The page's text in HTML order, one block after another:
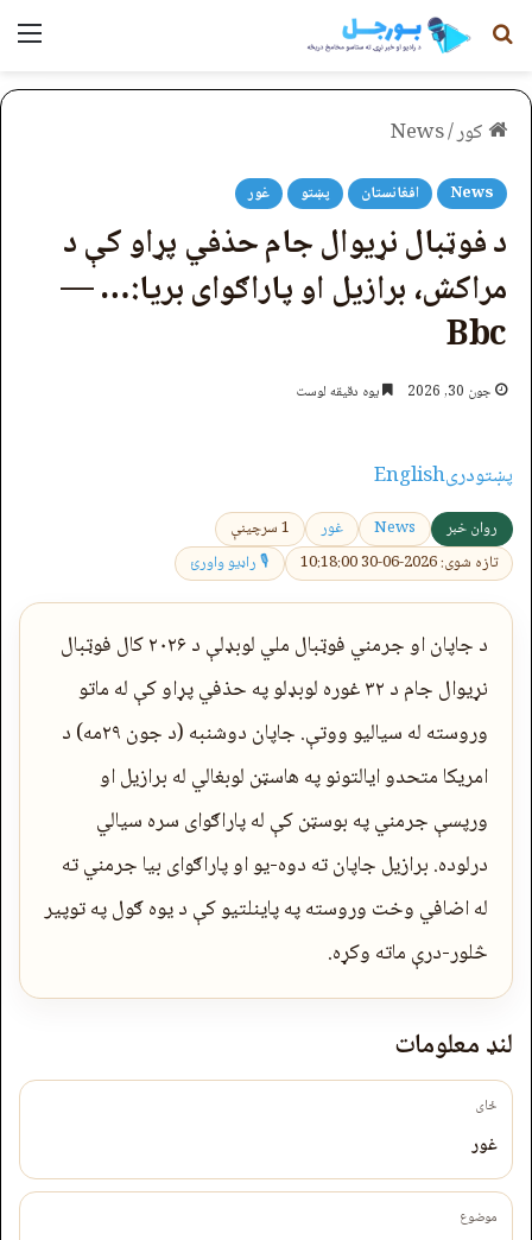
لټون
کور/
News
News افغانستان پښتو غور
د فوټبال نړیوال جام حذفي‌ پړاو کې د
مراکش، برازیل او پاراګوای بریا:… —
Bbc
جون 30, 2026 یوه دقیقه لوست
پښتودریEnglish
روان خبر News غور
1 سرچینې
تازه شوی: 2026-06-30 10:18:00
🎙 راډیو واورئ
د جاپان او جرمني فوټبال ملي لوبډلې د ۲۰۲۶ کال فوټبال
نړیوال جام د ۳۲ غوره لوبډلو په حذفي پړاو کې له ماتو
وروسته له سیالیو ووتې. جاپان دوشنبه (د جون ۲۹مه) د
امریکا متحدو ایالتونو په هاسټن لوبغالي له برازیل او
ورپسې جرمني په بوسټن کې له پاراګوای سره سیالي
درلوده. برازیل جاپان ته دوه-یو او پاراګوای بیا جرمني ته
له اضافي وخت وروسته په پاینلتیو کې د یوه ګول په توپیر
څلور-درې ماته وکړه.
لنډ معلومات
ځای
غور
موضوع